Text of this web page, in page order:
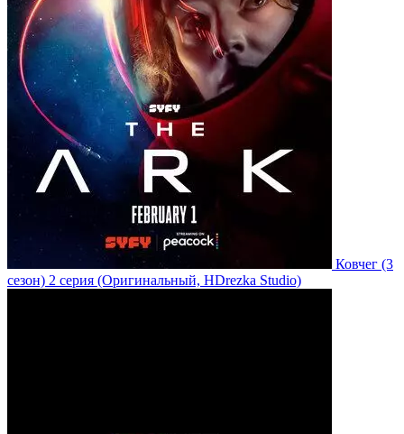
Ковчег (3
сезон) 2 серия (Оригинальный, HDrezka Studio)